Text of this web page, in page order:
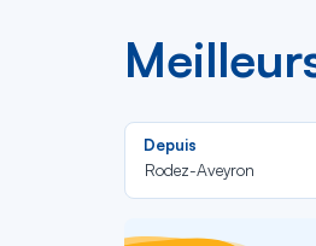
Depuis
Rodez-Aveyron